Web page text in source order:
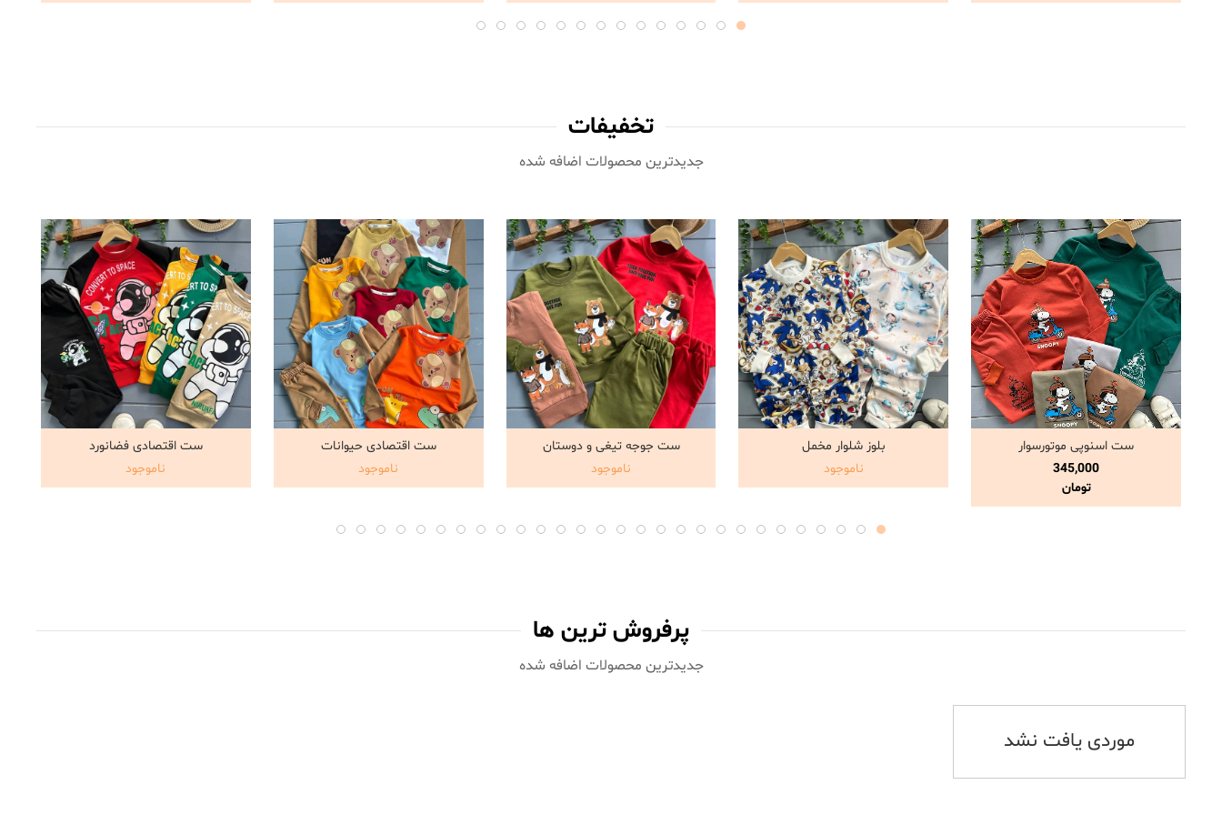
تخفیفات
جدیدترین محصولات اضافه شده‌
مشاهده و خرید
ست اسنوپی موتورسوار
345,000
تومان
ناموجود
مشاهده و خرید
بلوز شلوار مخمل
ناموجود
ناموجود
مشاهده و خرید
ست جوجه تیغی و دوستان
ناموجود
ناموجود
مشاهده و خرید
ست اقتصادی حیوانات
ناموجود
ناموجود
مشاهده و خرید
ست اقتصادی فضانورد
ناموجود
پرفروش ترین ها
جدیدترین محصولات اضافه شده‌
موردی یافت نشد